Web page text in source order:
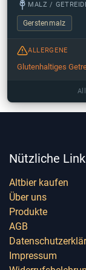
MALZ /
Gerstenmalz
ALLERGENE
Glutenhaltiges
Nützliche
Altbier kaufen
Über uns
Produkte
AGB
Impressum